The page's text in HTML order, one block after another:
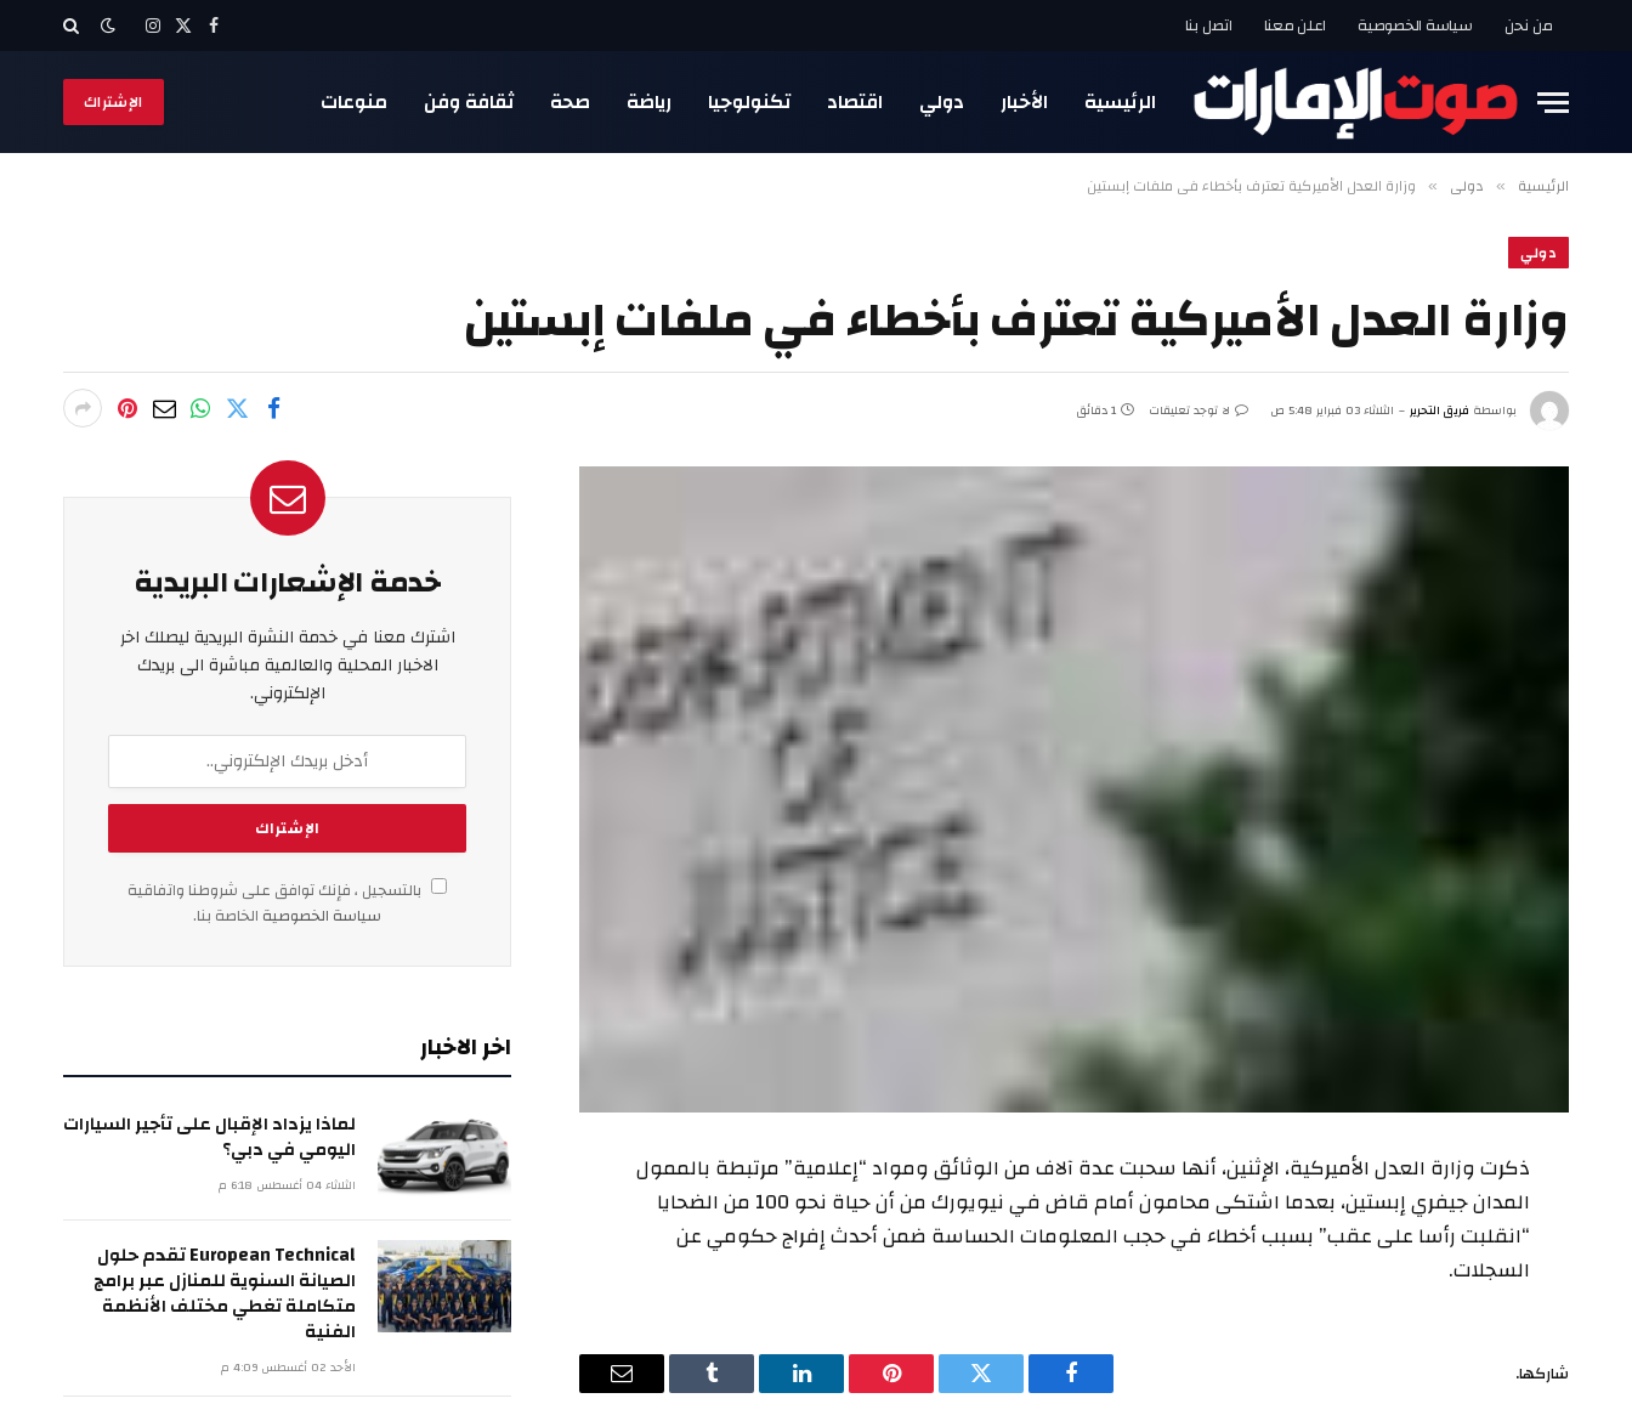
من نحن سياسة الخصوصية اعلن معنا اتصل بنا فيسبوك
X
الانستغرام
الرئيسية الأخبار دولي اقتصاد تكنولوجيا رياضة صحة ثقافة وفن منوعات الإشتراك
الرئيسية » دولي » وزارة العدل الأميركية تعترف بأخطاء في ملفات إبستين
دولي
وزارة العدل الأميركية تعترف بأخطاء في ملفات إبستين
بواسطة فريق التحرير الثلاثاء 03 فبراير 5:48 ص لا توجد تعليقات 1 دقائق
ذكرت وزارة العدل الأميركية، الإثنين، أنها سحبت عدة آلاف من الوثائق ومواد “إعلامية” مرتبطة بالممول
المدان جيفري إبستين، بعدما اشتكى محامون أمام قاض في نيويورك من أن حياة نحو 100 من الضحايا
“انقلبت رأسا على عقب” بسبب أخطاء في حجب المعلومات الحساسة ضمن أحدث إفراج حكومي عن
السجلات.
شاركها.
فيسبوك تويتر بينتيريستلينكدإن Tumblr
البريد
خدمة الإشعارات البريدية
اشترك معنا في خدمة النشرة البريدية ليصلك اخر
الاخبار المحلية والعالمية مباشرة الى بريدك
الإلكتروني.
بالتسجيل ، فإنك توافق على شروطنا واتفاقية
سياسة الخصوصية الخاصة بنا.
اخر الاخبار
لماذا يزداد الإقبال على تأجير السيارات
اليومي في دبي؟
الثلاثاء 04 أغسطس 6:18 م
European Technical تقدم حلول
الصيانة السنوية للمنازل عبر برامج
متكاملة تغطي مختلف الأنظمة
الفنية
الأحد 02 أغسطس 4:09 م